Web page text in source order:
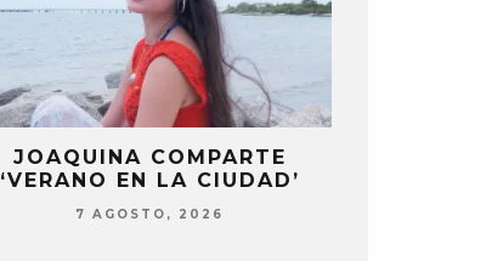
JOAQUINA COMPARTE
‘VERANO EN LA CIUDAD’
7 AGOSTO, 2026